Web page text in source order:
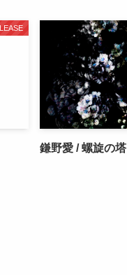
鎌野愛 / 螺旋の塔